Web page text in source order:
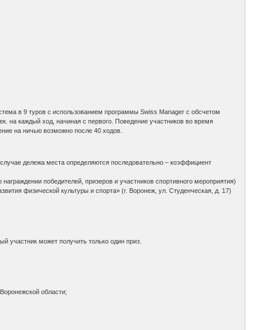
в 9 туров с использованием программы Swiss Manager с обсчетом
на каждый ход, начиная с первого. Поведение участников во время
на ничью возможно после 40 ходов.
дележа места определяются последовательно – коэффициент
победителей, призеров и участников спортивного мероприятия)
физической культуры и спорта» (г. Воронеж, ул. Студенческая, д. 17)
может получить только один приз.
области;